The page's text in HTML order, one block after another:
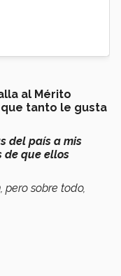
al Mérito
tanto le gusta
del país a mis
de que ellos
, pero sobre todo,